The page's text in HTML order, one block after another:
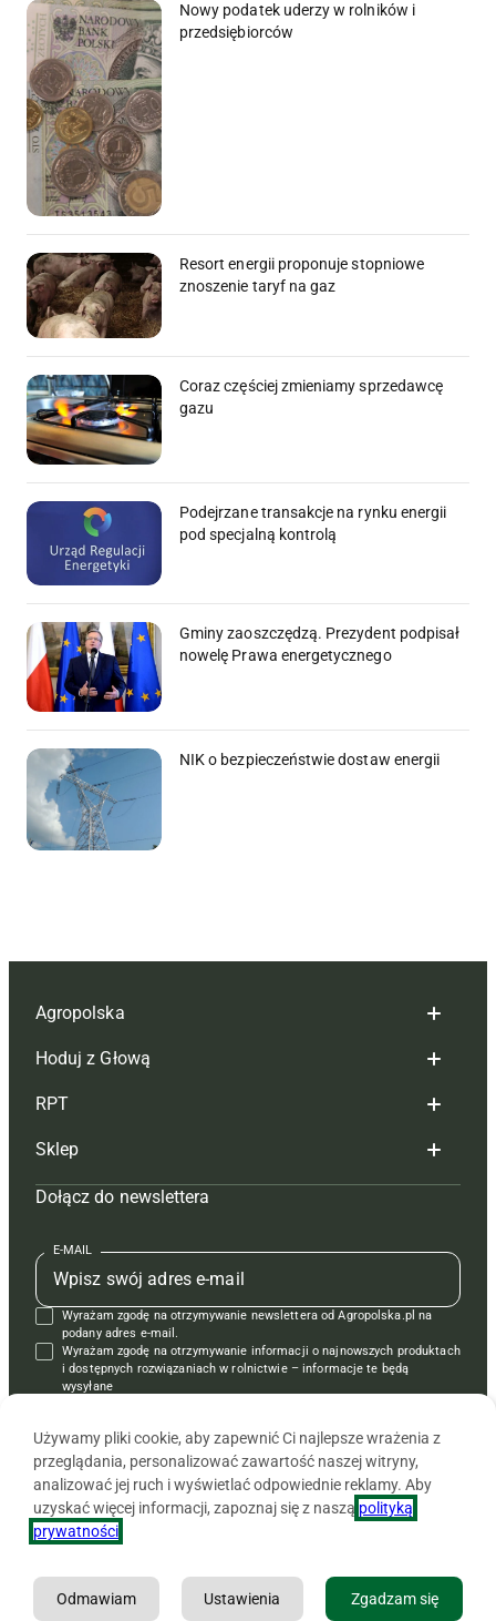
Nowy podatek uderzy w rolników i
przedsiębiorców
Resort energii proponuje stopniowe
znoszenie taryf na gaz
Coraz częściej zmieniamy sprzedawcę
gazu
Podejrzane transakcje na rynku energii
pod specjalną kontrolą
Gminy zaoszczędzą. Prezydent podpisał
nowelę Prawa energetycznego
NIK o bezpieczeństwie dostaw energii
Agropolska
Redakcja
Reklama
Tagi
Mapa serwisu
Kontakt
Regulamin
Polityka prywatności
Hoduj z Głową
Hoduj z głową bydło
Hoduj z głową świnie
Prenumerata
Redakcja
Kontakt
Reklama
RPT
Redakcja
Prenumerata
Reklama
Kontakt
Krzyżówki
Sklep
Czasopisma i prenumerata
Książki
Regulamin
Dołącz do newslettera
E-MAIL
Wyrażam zgodę na otrzymywanie newslettera od Agropolska.pl na
podany adres e-mail.
Wyrażam zgodę na otrzymywanie informacji o najnowszych produktach
i dostępnych rozwiązaniach w rolnictwie – informacje te będą
wysyłane
Copyright © 2026 Agencja Promocji Rolnictwa i Agrobiznesu APRA
Używamy pliki cookie, aby zapewnić Ci najlepsze wrażenia z
przeglądania, personalizować zawartość naszej witryny,
analizować jej ruch i wyświetlać odpowiednie reklamy. Aby
uzyskać więcej informacji, zapoznaj się z naszą polityką
prywatności
Zgadzam się
Ustawienia
Odmawiam